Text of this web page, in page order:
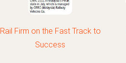
Rail Firm on the Fast Track to
Success